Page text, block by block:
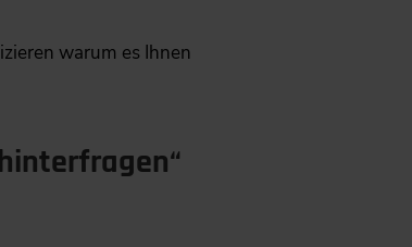
warum es Ihnen